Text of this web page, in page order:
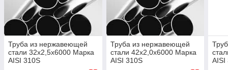
Труба из нержавеющей
стали 32х2,5х6000 Марка
AISI 310S
Труба из нержавеющей
стали 42х2,0х6000 Марка
AISI 310S
AISI